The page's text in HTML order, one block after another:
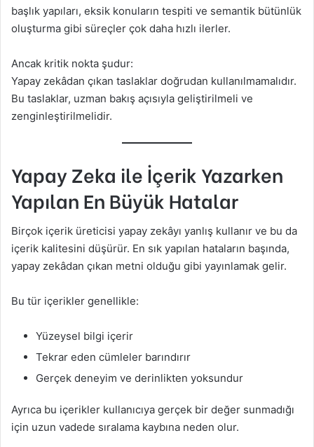
başlık yapıları, eksik konuların tespiti ve semantik bütünlük
oluşturma gibi süreçler çok daha hızlı ilerler.
Ancak kritik nokta şudur:
Yapay zekâdan çıkan taslaklar doğrudan kullanılmamalıdır.
Bu taslaklar, uzman bakış açısıyla geliştirilmeli ve
zenginleştirilmelidir.
Yapay Zeka ile İçerik Yazarken
Yapılan En Büyük Hatalar
Birçok içerik üreticisi yapay zekâyı yanlış kullanır ve bu da
içerik kalitesini düşürür. En sık yapılan hataların başında,
yapay zekâdan çıkan metni olduğu gibi yayınlamak gelir.
Bu tür içerikler genellikle:
Yüzeysel bilgi içerir
Tekrar eden cümleler barındırır
Gerçek deneyim ve derinlikten yoksundur
Ayrıca bu içerikler kullanıcıya gerçek bir değer sunmadığı
için uzun vadede sıralama kaybına neden olur.